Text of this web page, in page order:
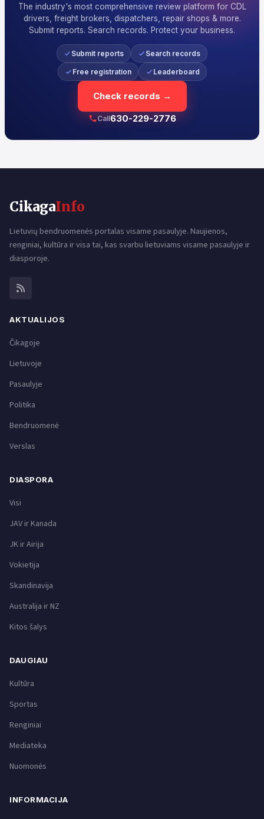
The industry's most comprehensive review platform for CDL
drivers, freight brokers, dispatchers, repair shops & more.
Submit reports. Search records. Protect your business.
Submit reports Search records
Free registration Leaderboard
Check records →
Call630-229-2776
CikagaInfo
Lietuvių bendruomenės portalas visame pasaulyje. Naujienos,
renginiai, kultūra ir visa tai, kas svarbu lietuviams visame pasaulyje ir
diasporoje.
AKTUALIJOS
Čikagoje
Lietuvoje
Pasaulyje
Politika
Bendruomenė
Verslas
DIASPORA
Visi
JAV ir Kanada
JK ir Airija
Vokietija
Skandinavija
Australija ir NZ
Kitos šalys
DAUGIAU
Kultūra
Sportas
Renginiai
Mediateka
Nuomonės
INFORMACIJA